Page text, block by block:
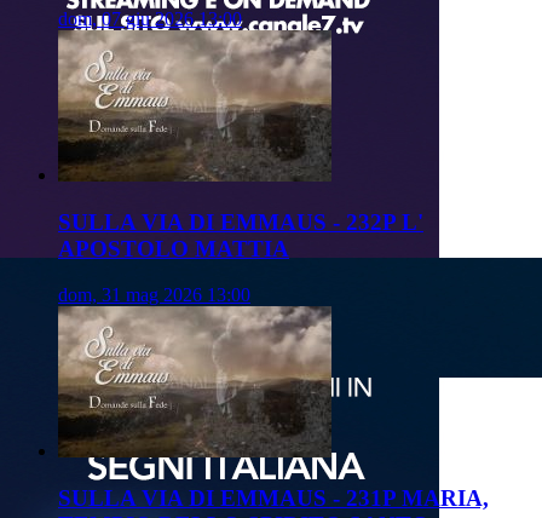
dom, 07 giu 2026 13:00
SULLA VIA DI EMMAUS - 232P L'
APOSTOLO MATTIA
dom, 31 mag 2026 13:00
SULLA VIA DI EMMAUS - 231P MARIA,